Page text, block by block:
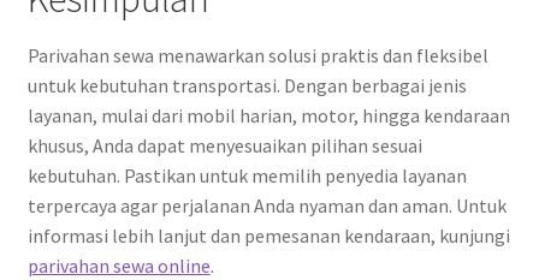
Parivahan sewa menawarkan solusi praktis dan fleksibel
untuk kebutuhan transportasi. Dengan berbagai jenis
layanan, mulai dari mobil harian, motor, hingga kendaraan
khusus, Anda dapat menyesuaikan pilihan sesuai
kebutuhan. Pastikan untuk memilih penyedia layanan
terpercaya agar perjalanan Anda nyaman dan aman. Untuk
informasi lebih lanjut dan pemesanan kendaraan, kunjungi
parivahan sewa online.